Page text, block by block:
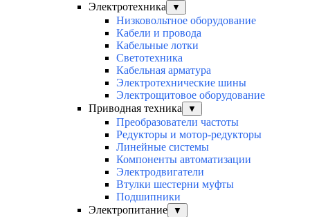
Электротехника ▼
Низковольтное оборудование
Кабели и провода
Кабельные лотки
Светотехника
Кабельная арматура
Электротехнические шины
Электрощитовое оборудование
Приводная техника
▼
Преобразователи частоты
Редукторы и мотор-редукторы
Линейные системы
Компоненты автоматизации
Электродвигатели
Втулки шестерни муфты
Подшипники
Электропитание
▼